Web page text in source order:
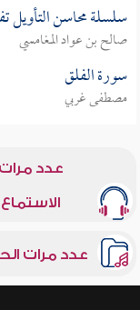
سلسلة محاسن التأويل
صالح بن عواد المغامسي
سورة الفلق
مصطفى غربي
عدد مرات
الاستماع
عدد مرات